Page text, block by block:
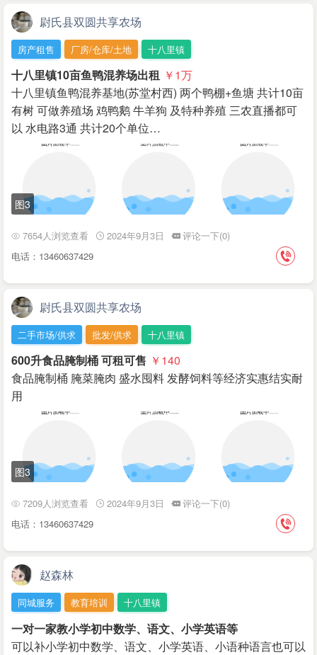
尉氏县双圆共享农场
房产租售 厂房/仓库/土地 十八里镇
十八里镇10亩鱼鸭混养场出租 ￥1万
十八里镇鱼鸭混养基地(苏堂村西) 两个鸭棚+鱼塘 共计10亩
有树 可做养殖场 鸡鸭鹅 牛羊狗 及特种养殖 三农直播都可
以 水电路3通 共计20个单位…
图3
7654人浏览查看 2024年9月3日
评论一下(0)
电话：13460637429
尉氏县双圆共享农场
二手市场/供求 批发/供求 十八里镇
600升食品腌制桶 可租可售 ￥140
食品腌制桶 腌菜腌肉 盛水囤料 发酵饲料等经济实惠结实耐
用
图3
7209人浏览查看 2024年9月3日
评论一下(0)
电话：13460637429
赵森林
同城服务 教育培训 十八里镇
一对一家教小学初中数学、语文、小学英语等
可以补小学初中数学、语文、小学英语、小语种语言也可以